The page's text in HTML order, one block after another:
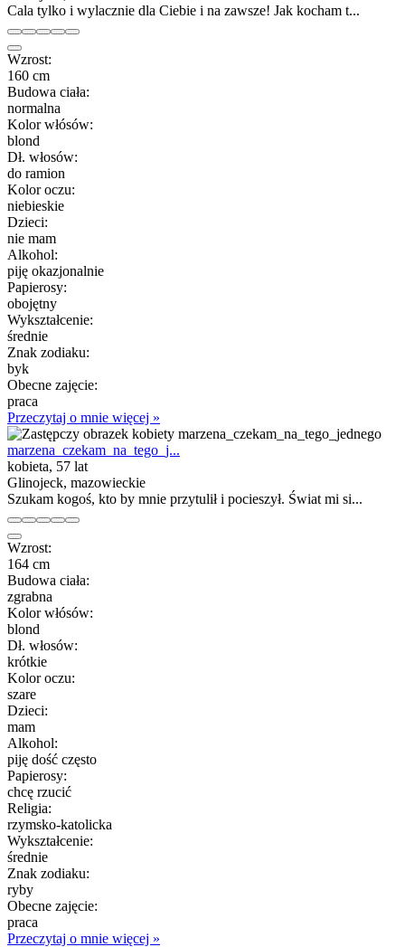
Cala tylko i wylacznie dla Ciebie i na zawsze! Jak kocham t...
Wzrost:
160 cm
Budowa ciała:
normalna
Kolor włósów:
blond
Dł. włosów:
do ramion
Kolor oczu:
niebieskie
Dzieci:
nie mam
Alkohol:
piję okazjonalnie
Papierosy:
obojętny
Wykształcenie:
średnie
Znak zodiaku:
byk
Obecne zajęcie:
praca
Przeczytaj o mnie więcej »
marzena_czekam_na_tego_j...
kobieta, 57 lat
Glinojeck, mazowieckie
Szukam kogoś, kto by mnie przytulił i pocieszył. Świat mi si...
Wzrost:
164 cm
Budowa ciała:
zgrabna
Kolor włósów:
blond
Dł. włosów:
krótkie
Kolor oczu:
szare
Dzieci:
mam
Alkohol:
piję dość często
Papierosy:
chcę rzucić
Religia:
rzymsko-katolicka
Wykształcenie:
średnie
Znak zodiaku:
ryby
Obecne zajęcie:
praca
Przeczytaj o mnie więcej »